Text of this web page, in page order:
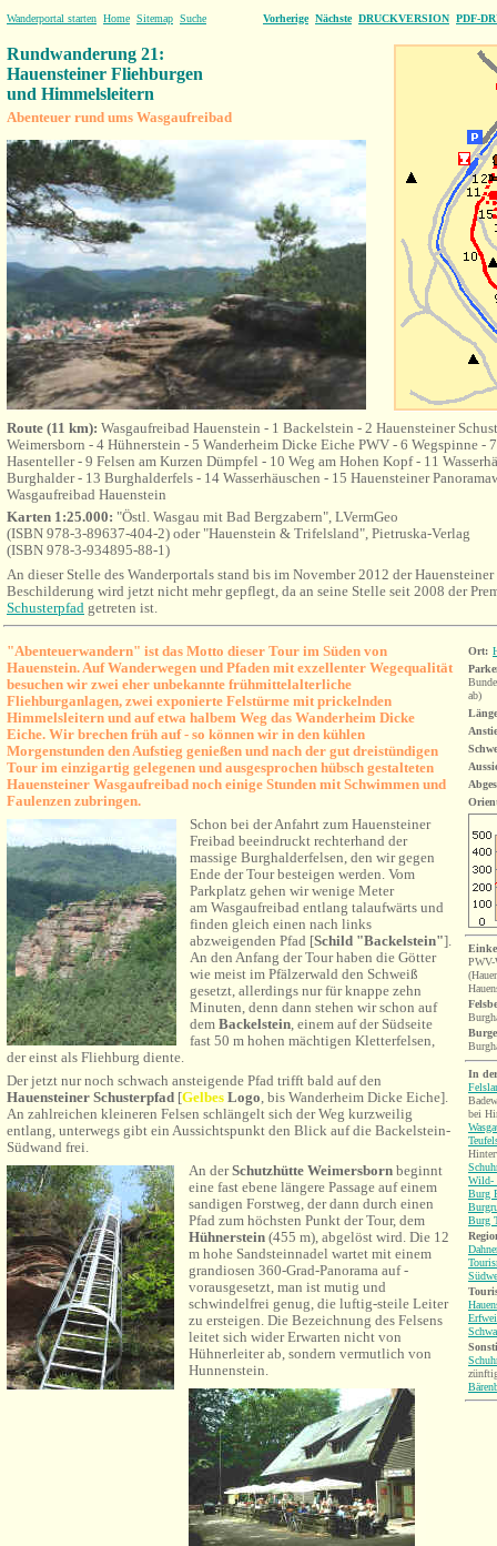
Wanderportal starten Home Sitemap Suche Vorherige Nächste DRUCKVERSION PDF-
Rundwanderung 21:
Hauensteiner Fliehburgen
und Himmelsleitern
Abenteuer rund ums Wasgaufreibad
Route (11 km): Wasgaufreibad Hauenstein - 1 Backelstein - 2 Hauensteiner
Weimersborn - 4 Hühnerstein - 5 Wanderheim Dicke Eiche PWV - 6 Wegspinne -
Hasenteller - 9 Felsen am Kurzen Dümpfel - 10 Weg am Hohen Kopf - 11
Burghalder - 13 Burghalderfels - 14 Wasserhäuschen - 15 Hauensteiner
Wasgaufreibad Hauenstein
Karten 1:25.000: "Östl. Wasgau mit Bad Bergzabern", LVermGeo
(ISBN 978-3-89637-404-2) oder "Hauenstein & Trifelsland", Pietruska-Verlag
(ISBN 978-3-934895-88-1)
An dieser Stelle des Wanderportals stand bis im November 2012 der Hauensteiner
Beschilderung wird jetzt nicht mehr gepflegt, da an seine Stelle seit 2008 der
Schusterpfad getreten ist.
"Abenteuerwandern" ist das Motto dieser Tour im Süden von
Hauenstein. Auf Wanderwegen und Pfaden mit exzellenter Wegequalität
besuchen wir zwei eher unbekannte frühmittelalterliche
Fliehburganlagen, zwei exponierte Felstürme mit prickelnden
Himmelsleitern und auf etwa halbem Weg das Wanderheim Dicke
Eiche. Wir brechen früh auf - so können wir in den kühlen
Morgenstunden den Aufstieg genießen und nach der gut dreistündigen
Tour im einzigartig gelegenen und ausgesprochen hübsch gestalteten
Hauensteiner Wasgaufreibad noch einige Stunden mit Schwimmen und
Faulenzen zubringen.
Schon bei der Anfahrt zum Hauensteiner
Freibad beeindruckt rechterhand der
massige Burghalderfelsen, den wir gegen
Ende der Tour besteigen werden. Vom
Parkplatz gehen wir wenige Meter
am Wasgaufreibad entlang talaufwärts und
finden gleich einen nach links
abzweigenden Pfad [Schild "Backelstein"].
An den Anfang der Tour haben die Götter
wie meist im Pfälzerwald den Schweiß
gesetzt, allerdings nur für knappe zehn
Minuten, denn dann stehen wir schon auf
dem Backelstein, einem auf der Südseite
fast 50 m hohen mächtigen Kletterfelsen,
der einst als Fliehburg diente.
Der jetzt nur noch schwach ansteigende Pfad trifft bald auf den
Hauensteiner Schusterpfad [Gelbes Logo, bis Wanderheim Dicke Eiche].
An zahlreichen kleineren Felsen schlängelt sich der Weg kurzweilig
entlang, unterwegs gibt ein Aussichtspunkt den Blick auf die Backelstein-
Südwand frei.
An derSchutzhütte Weimersborn beginnt
eine fast ebene längere Passage auf einem
sandigen Forstweg, der dann durch einen
Pfad zum höchsten Punkt der Tour, dem
Hühnerstein (455 m), abgelöst wird. Die 12
m hohe Sandsteinnadel wartet mit einem
grandiosen 360-Grad-Panorama auf -
vorausgesetzt, man ist mutig und
schwindelfrei genug, die luftig-steile Leiter
zu ersteigen. Die Bezeichnung des Felsens
leitet sich wider Erwarten nicht von
Hühnerleiter ab, sondern vermutlich von
Hunnenstein.
Ort:
ab)
PWV-
In
bei
Wild-
Burg
Burg